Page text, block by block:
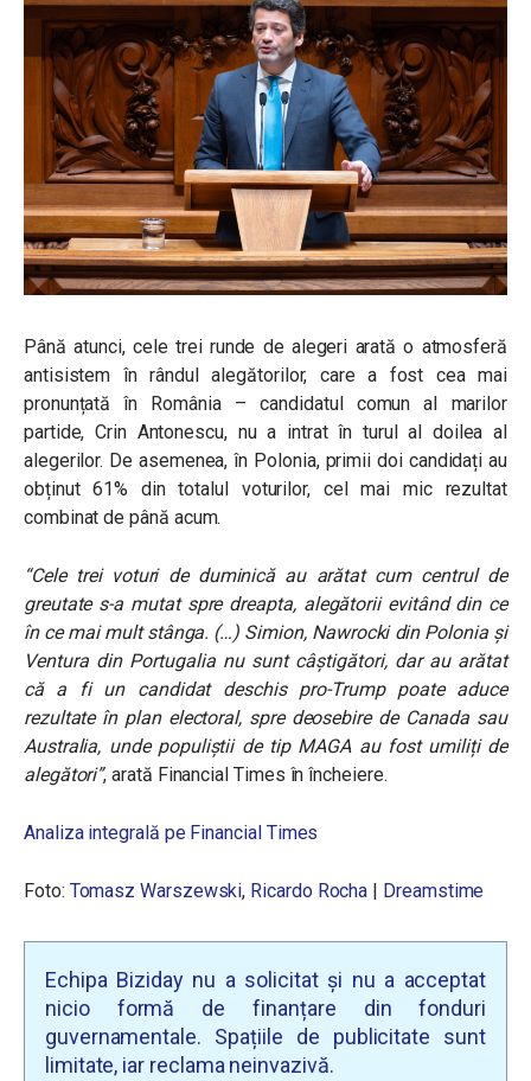
Până atunci, cele trei runde de alegeri arată o atmosferă
antisistem în rândul alegătorilor, care a fost cea mai
pronunțată în România – candidatul comun al marilor
partide, Crin Antonescu, nu a intrat în turul al doilea al
alegerilor. De asemenea, în Polonia, primii doi candidați au
obținut 61% din totalul voturilor, cel mai mic rezultat
combinat de până acum.
“Cele trei voturi de duminică au arătat cum centrul de
greutate s-a mutat spre dreapta, alegătorii evitând din ce
în ce mai mult stânga. (…) Simion, Nawrocki din Polonia și
Ventura din Portugalia nu sunt câștigători, dar au arătat
că a fi un candidat deschis pro-Trump poate aduce
rezultate în plan electoral, spre deosebire de Canada sau
Australia, unde populiștii de tip MAGA au fost umiliți de
alegători”, arată Financial Times în încheiere.
Analiza integrală pe Financial Times
Foto: Tomasz Warszewski, Ricardo Rocha | Dreamstime
Echipa Biziday nu a solicitat și nu a acceptat
nicio formă de finanțare din fonduri
guvernamentale. Spațiile de publicitate sunt
limitate, iar reclama neinvazivă.